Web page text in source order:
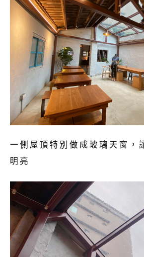
一側屋頂特別做成玻璃天窗，
明亮